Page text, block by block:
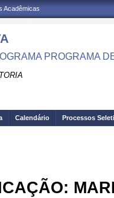
Acadêmicas
PROGRAMA
Calendário Processos